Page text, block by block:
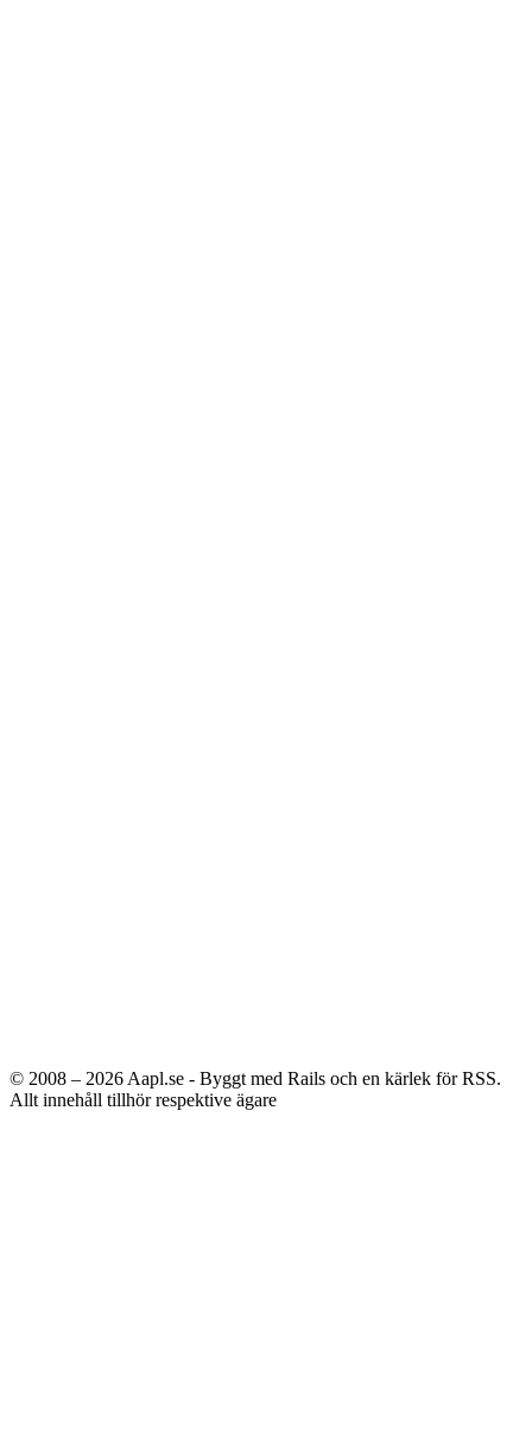
© 2008 – 2026 Aapl.se - Byggt med Rails och en kärlek för RSS.
Allt innehåll tillhör respektive ägare